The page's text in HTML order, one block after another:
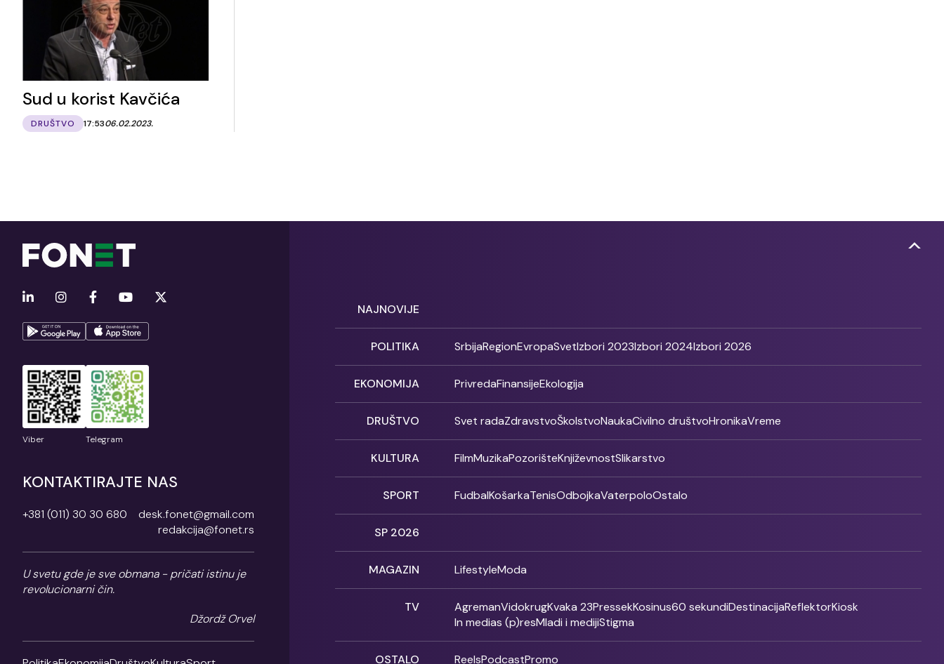
Sud u korist Kavčića
DRUŠTVO 17:5306.02.2023.
Viber Telegram
KONTAKTIRAJTE NAS
+381 (011) 30 30 680
desk.fonet@gmail.com
redakcija@fonet.rs
U svetu gde je sve obmana - pričati istinu je
revolucionarni čin.
Džordž Orvel
NAJNOVIJE
POLITIKA SrbijaRegionEvropaSvetIzbori 2023Izbori 2024Izbori 2026
EKONOMIJA PrivredaFinansijeEkologija
DRUŠTVO Svet radaZdravstvoŠkolstvoNaukaCivilno društvoHronikaVreme
KULTURA FilmMuzikaPozorišteKnjiževnostSlikarstvo
SPORT FudbalKošarkaTenisOdbojkaVaterpoloOstalo
SP 2026
MAGAZIN LifestyleModa
TV AgremanVidokrugKvaka 23PressekKosinus60 sekundiDestinacijaReflektorKiosk
In medias (p)resMladi i medijiStigma
OSTALO ReelsPodcastPromo